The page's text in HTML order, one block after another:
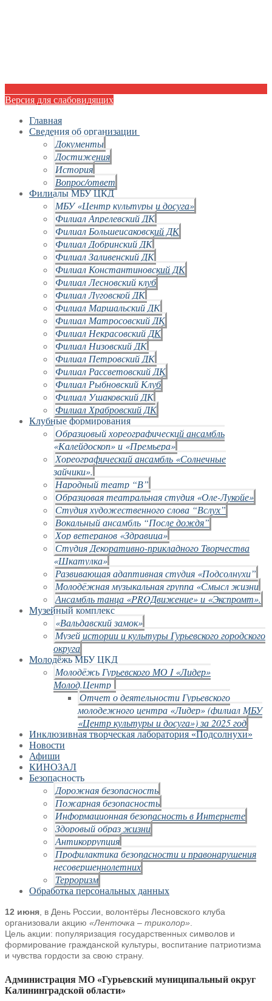
Версия для слабовидящих
Главная
Сведения об организации
Документы
Достижения
История
Вопрос/ответ
Филиалы МБУ ЦКД
МБУ «Центр культуры и досуга»
Филиал Апрелевский ДК
Филиал Большеисаковский ДК
Филиал Добринский ДК
Филиал Заливенский ДК
Филиал Константиновский ДК
Филиал Лесновский клуб
Филиал Луговской ДК
Филиал Маршальский ДК
Филиал Матросовский ДК
Филиал Некрасовский ДК
Филиал Низовский ДК
Филиал Петровский ДК
Филиал Рассветовский ДК
Филиал Рыбновский Клуб
Филиал Ушаковский ДК
Филиал Храбровский ДК
Клубные формирования
Образцовый хореографический ансамбль
«Калейдоскоп» и «Премьера»
Хореографический ансамбль «Солнечные
зайчики».
Народный театр “В”
Образцовая театральная студия «Оле-Лукойе»
Студия художественного слова “Вслух”
Вокальный ансамбль “После дождя”
Хор ветеранов «Здравица»
Студия Декоративно-прикладного Творчества
«Шкатулка»
Развивающая адаптивная студия «Подсолнухи”
Молодёжная музыкальная группа «Смысл жизни
Ансамбль танца «PROДвижение» и «Экспромт».
Музейный комплекс
«Вальдавский замок»
Музей истории и культуры Гурьевского городского
округа
Молодёжь МБУ ЦКД
Молодёжь Гурьевского МО I «Лидер»
Молод.Центр
Отчет о деятельности Гурьевского
молодежного центра «Лидер» (филиал МБУ
«Центр культуры и досуга») за 2025 год
Инклюзивная творческая лаборатория «Подсолнухи»
Новости
Афиши
КИНОЗАЛ
Безопасность
Дорожная безопасность
Пожарная безопасность
Информационная безопасность в Интернете
Здоровый образ жизни
Антикоррупция
Профилактика безопасности и правонарушения
несовершеннолетних
Терроризм
Обработка персональных данных
12 июня, в День России, волонтёры Лесновского клуба
организовали акцию «Ленточка – триколор».
Цель акции: популяризация государственных символов и
формирование гражданской культуры, воспитание патриотизма
и чувства гордости за свою страну.
Администрация МО «Гурьевский муниципальный округ
Калининградской области»